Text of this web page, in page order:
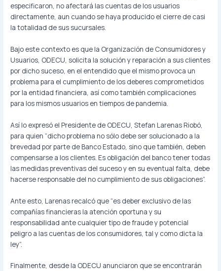
especificaron, no afectará las cuentas de los usuarios
directamente, aun cuando se haya producido el cierre de casi
la totalidad de sus sucursales.
Bajo este contexto es que la Organización de Consumidores y
Usuarios, ODECU, solicita la solución y reparación a sus clientes
por dicho suceso, en el entendido que el mismo provoca un
problema para el cumplimiento de los deberes comprometidos
por la entidad financiera, así como también complicaciones
para los mismos usuarios en tiempos de pandemia.
Así lo expresó el Presidente de ODECU, Stefan Larenas Riobó,
para quien “dicho problema no sólo debe ser solucionado a la
brevedad por parte de Banco Estado, sino que también, deben
compensarse a los clientes. Es obligación del banco tener todas
las medidas preventivas del suceso y en su eventual falta, debe
hacerse responsable del no cumplimiento de sus obligaciones”.
Ante esto, Larenas recalcó que “es deber exclusivo de las
compañías financieras la atención oportuna y su
responsabilidad ante cualquier tipo de fraude y potencial
peligro a las cuentas de los consumidores, tal y como dicta la
ley”.
Finalmente, desde la ODECU anunciaron que se encontrarán